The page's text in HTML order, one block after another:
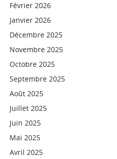
Février 2026
Janvier 2026
Décembre 2025
Novembre 2025
Octobre 2025
Septembre 2025
Août 2025
Juillet 2025
Juin 2025
Mai 2025
Avril 2025